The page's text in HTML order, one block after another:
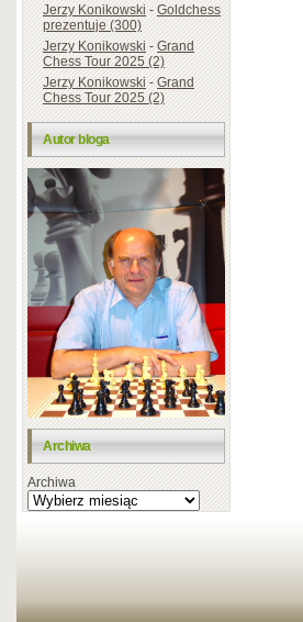
Jerzy Konikowski-Goldchess
prezentuje (300)
Jerzy Konikowski-Grand
Chess Tour 2025 (2)
Jerzy Konikowski-Grand
Chess Tour 2025 (2)
Autor bloga
Archiwa
Archiwa